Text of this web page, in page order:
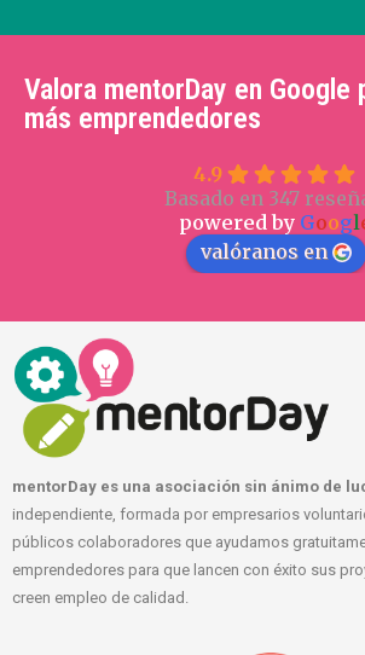
Valora mentorDay en Google
más emprendedores
4.9
Basado en 347
powered by Googl
valóranos en
mentorDay es una asociación sin ánimo de
independiente, formada por empresarios
públicos colaboradores que ayudamos
emprendedores para que lancen con éxito sus
creen empleo de calidad.